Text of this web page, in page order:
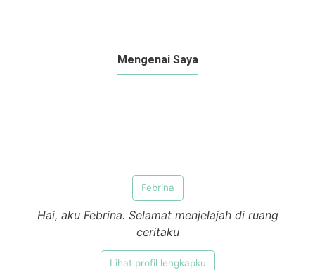
Mengenai Saya
Febrina
Hai, aku Febrina. Selamat menjelajah di ruang
ceritaku
Lihat profil lengkapku